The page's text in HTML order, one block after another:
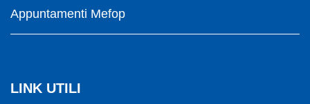
Appuntamenti Mefop
LINK UTILI